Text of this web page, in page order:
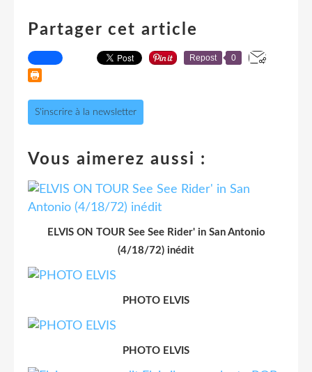
Partager cet article
Repost 0
S'inscrire à la newsletter
Vous aimerez aussi :
ELVIS ON TOUR See See Rider' in San Antonio
(4/18/72) inédit
PHOTO ELVIS
PHOTO ELVIS